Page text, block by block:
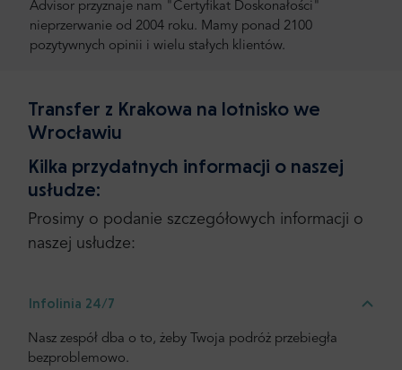
Advisor przyznaje nam "Certyfikat Doskonałości"
nieprzerwanie od 2004 roku. Mamy ponad 2100
pozytywnych opinii i wielu stałych klientów.
Transfer z Krakowa na lotnisko we
Wrocławiu
Kilka przydatnych informacji o naszej
usłudze:
Prosimy o podanie szczegółowych informacji o
naszej usłudze:
Infolinia 24/7
Nasz zespół dba o to, żeby Twoja podróż przebiegła
bezproblemowo.